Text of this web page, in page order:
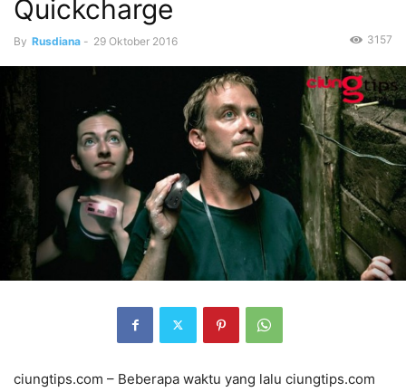
Quickcharge
By Rusdiana - 29 Oktober 2016 3157
ciungtips.com – Beberapa waktu yang lalu ciungtips.com